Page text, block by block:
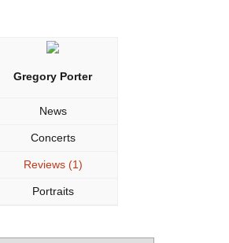
Gregory Porter
News
Concerts
Reviews (1)
Portraits